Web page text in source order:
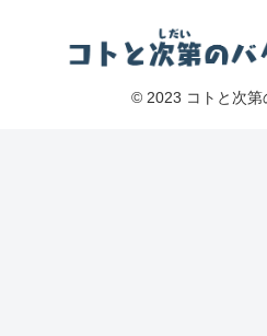
© 2023 コトと次第